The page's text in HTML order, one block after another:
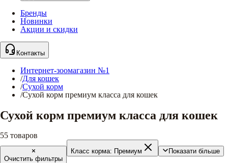
Бренды
Новинки
Акции и скидки
Контакты
Интернет-зоомагазин №1
/Для кошек
/Сухой корм
/Сухой корм премиум класса для кошек
Сухой корм премиум класса для кошек
55 товаров
Очистить фильтры
Класс корма: Премиум Показати більше